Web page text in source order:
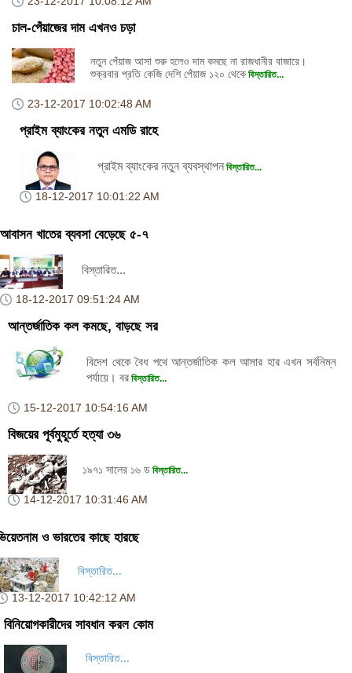
চাল-পেঁয়াজের দাম এখনও চড়া
নতুন পেঁয়াজ আসা শুরু হলেও দাম কমছে না রাজধানীর বাজারে।
শুক্রবার প্রতি কেজি দেশি পেঁয়াজ ১২০ থেকেবিস্তারিত...
23-12-2017 10:02:48 AM
প্রাইম ব্যাংকের নতুন এমডি রাহে
প্রাইম ব্যাংকের নতুন ব্যবস্থাপন বিস্তারিত...
18-12-2017 10:01:22 AM
আবাসন খাতের ব্যবসা বেড়েছে ৫-৭
বিস্তারিত...
18-12-2017 09:51:24 AM
আন্তর্জাতিক কল কমছে, বাড়ছে সর
বিদেশ থেকে বৈধ পথে আন্তর্জাতিক কল আসার হার এখন সর্বনিম্ন
পর্যায়ে। বর বিস্তারিত...
15-12-2017 10:54:16 AM
বিজয়ের পূর্বমুহূর্তে হত্যা ৩৬
১৯৭১ সালের ১৬ ডবিস্তারিত...
14-12-2017 10:31:46 AM
ও ভারতের কাছে হারছে
বিস্তারিত...
13-12-2017 10:42:12 AM
বিনিয়োগকারীদের সাবধান করল কোম
বিস্তারিত...